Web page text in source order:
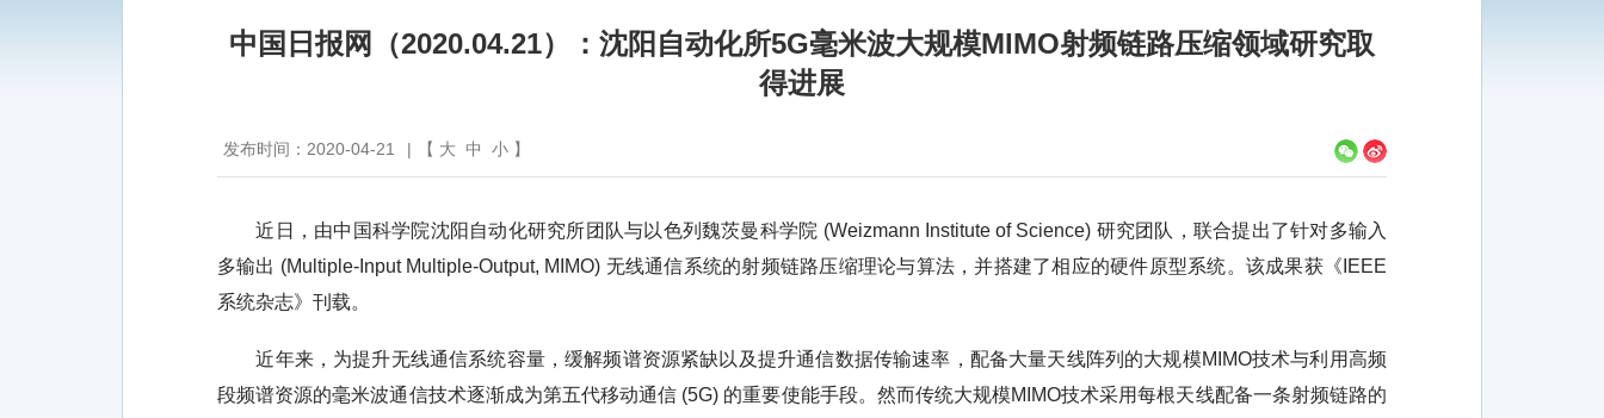
中国日报网（2020.04.21）：沈阳自动化所5G毫米波大规模MIMO射频链路压缩领域研究取
得进展
发布时间：2020-04-21 | 【 大 中 小 】
近日，由中国科学院沈阳自动化研究所团队与以色列魏茨曼科学院 (Weizmann Institute of Science) 研究团队，联合提出了针对多输入
多输出 (Multiple-Input Multiple-Output, MIMO) 无线通信系统的射频链路压缩理论与算法，并搭建了相应的硬件原型系统。该成果获《IEEE
系统杂志》刊载。
近年来，为提升无线通信系统容量，缓解频谱资源紧缺以及提升通信数据传输速率，配备大量天线阵列的大规模MIMO技术与利用高频
段频谱资源的毫米波通信技术逐渐成为第五代移动通信 (5G) 的重要使能手段。然而传统大规模MIMO技术采用每根天线配备一条射频链路的